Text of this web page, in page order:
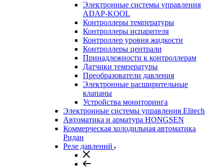
Электронные системы управления
ADAP-KOOL
Контроллеры температуры
Контроллеры испарителя
Контроллер уровня жидкости
Контроллеры централи
Принадлежности к контроллерам
Датчики температуры
Преобразователи давления
Электронные расширительные
клапаны
Устройства мониторинга
Электронные системы управления Elitech
Автоматика и арматура HONGSEN
Коммерческая холодильная автоматика
Ридан
Реле давлений